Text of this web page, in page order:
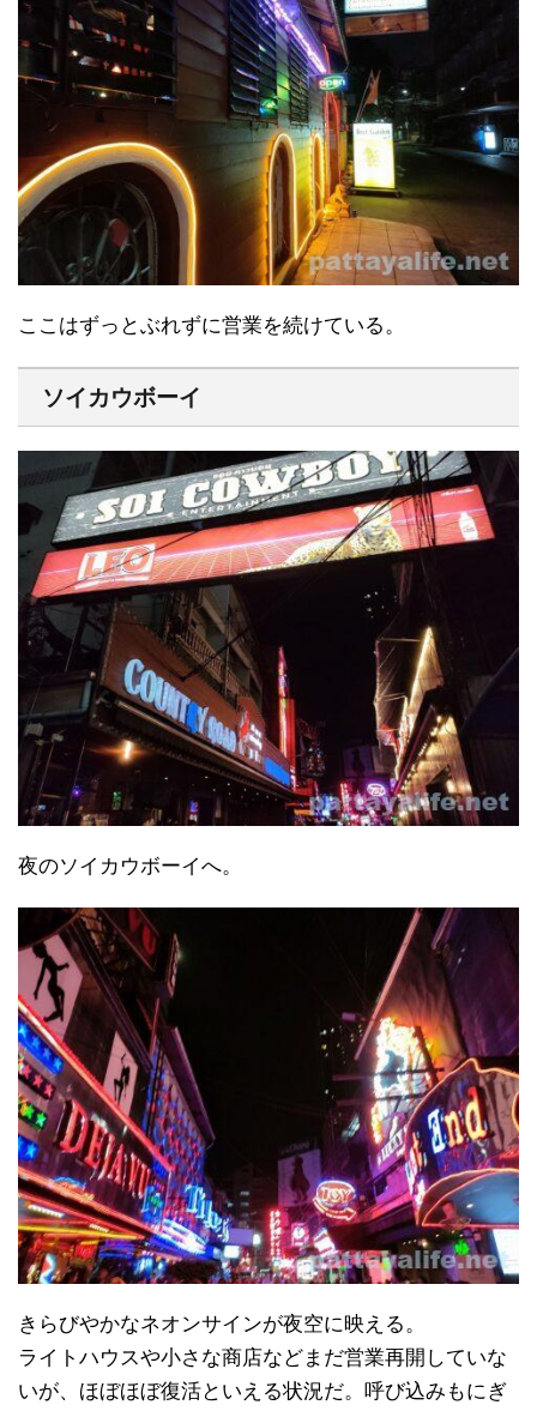
ここはずっとぶれずに営業を続けている。
ソイカウボーイ
夜のソイカウボーイへ。
きらびやかなネオンサインが夜空に映える。
ライトハウスや小さな商店などまだ営業再開していな
いが、ほぼほぼ復活といえる状況だ。呼び込みもにぎ